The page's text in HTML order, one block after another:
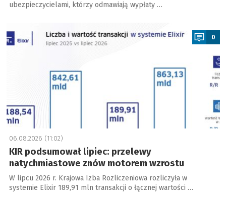
ubezpieczycielami, którzy odmawiają wypłaty …
0
06.08.2026 (11:02)
KIR podsumował lipiec: przelewy
natychmiastowe znów motorem wzrostu
W lipcu 2026 r. Krajowa Izba Rozliczeniowa rozliczyła w
systemie Elixir 189,91 mln transakcji o łącznej wartości …